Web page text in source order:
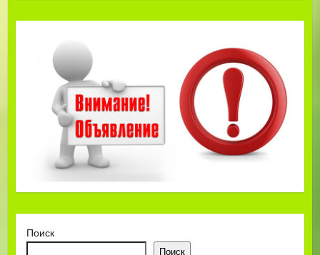
Поиск
Поиск